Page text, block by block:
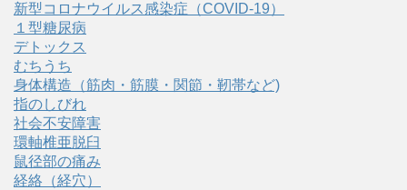
新型コロナウイルス感染症（COVID‑19）
１型糖尿病
デトックス
むちうち
身体構造（筋肉・筋膜・関節・靭帯など)
指のしびれ
社会不安障害
環軸椎亜脱臼
鼠径部の痛み
経絡（経穴）